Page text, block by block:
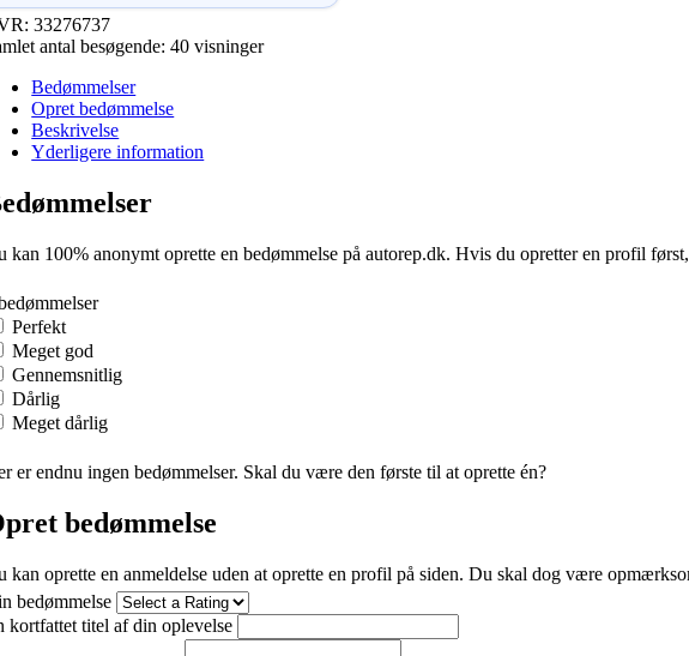
33276737
antal besøgende:40 visninger
Bedømmelser
Opret bedømmelse
Beskrivelse
Yderligere information
kan 100% anonymt oprette en bedømmelse på autorep.dk. Hvis du opretter en profil
Perfekt
Meget god
Gennemsnitlig
Dårlig
Meget dårlig
er endnu ingen bedømmelser. Skal du være den første til at oprette én?
bedømmelse
kan oprette en anmeldelse uden at oprette en profil på siden. Du skal dog være
bedømmelse
kortfattet titel af din oplevelse